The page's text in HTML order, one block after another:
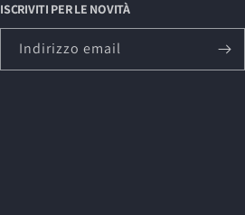
ISCRIVITI PER LE NOVITÀ
Indirizzo email